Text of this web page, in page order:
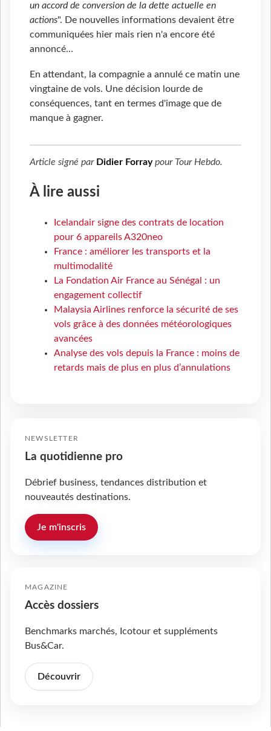
un accord de conversion de la dette actuelle en
actions". De nouvelles informations devaient être
communiquées hier mais rien n'a encore été
annoncé…
En attendant, la compagnie a annulé ce matin une
vingtaine de vols. Une décision lourde de
conséquences, tant en termes d'image que de
manque à gagner.
Article signé par Didier Forraypour Tour Hebdo.
À lire aussi
Icelandair signe des contrats de location
pour 6 appareils A320neo
France : améliorer les transports et la
multimodalité
La Fondation Air France au Sénégal : un
engagement collectif
Malaysia Airlines renforce la sécurité de ses
vols grâce à des données météorologiques
avancées
Analyse des vols depuis la France : moins de
retards mais de plus en plus d’annulations
NEWSLETTER
La quotidienne pro
Débrief business, tendances distribution et
nouveautés destinations.
Je m'inscris
MAGAZINE
Accès dossiers
Benchmarks marchés, Icotour et suppléments
Bus&Car.
Découvrir